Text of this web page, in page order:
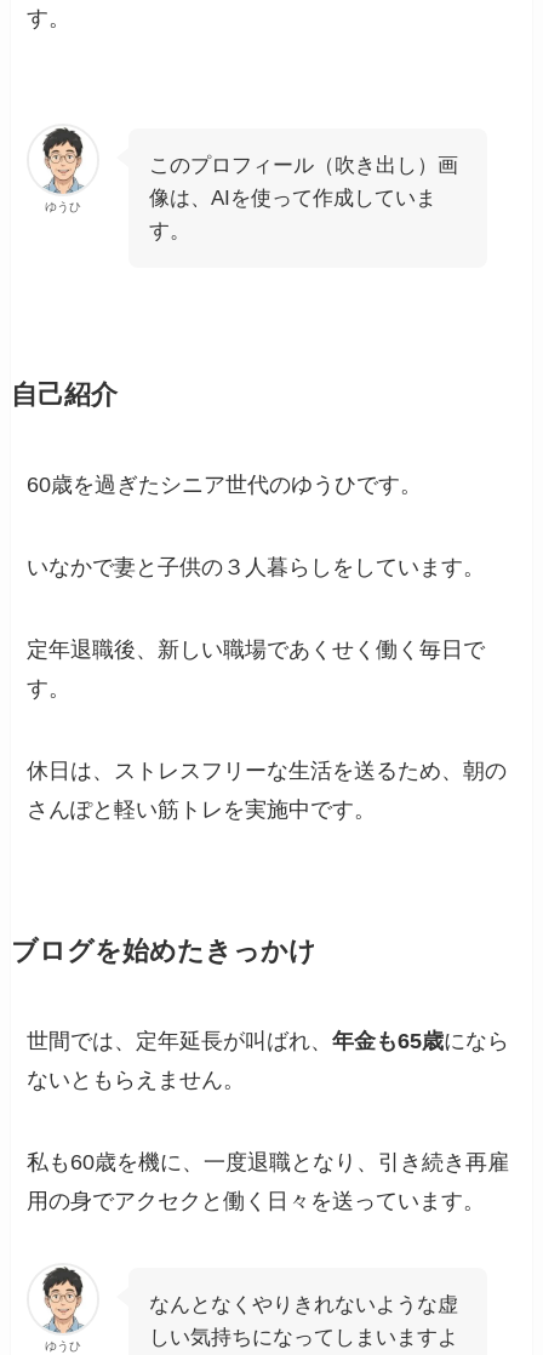
す。
ゆうひ
このプロフィール（吹き出し）画
像は、AIを使って作成していま
す。
自己紹介
60歳を過ぎたシニア世代のゆうひです。
いなかで妻と子供の３人暮らしをしています。
定年退職後、新しい職場であくせく働く毎日で
す。
休日は、ストレスフリーな生活を送るため、朝の
さんぽと軽い筋トレを実施中です。
ブログを始めたきっかけ
世間では、定年延長が叫ばれ、年金も65歳になら
ないともらえません。
私も60歳を機に、一度退職となり、引き続き再雇
用の身でアクセクと働く日々を送っています。
ゆうひ
なんとなくやりきれないような虚
しい気持ちになってしまいますよ